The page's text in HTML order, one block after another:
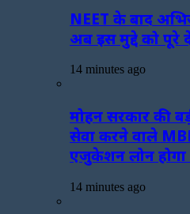
NEET के बाद
अब इस मुद्दे को पूरे
14 minutes ago
मोहन सरकार की
सेवा करने वाले
एजुकेशन लोन
14 minutes ago